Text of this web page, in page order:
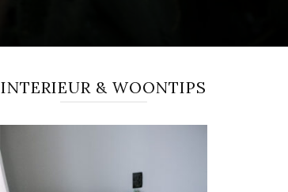
INTERIEUR & WOONTIPS